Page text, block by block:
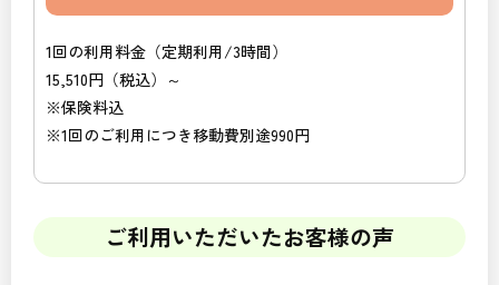
1回の利用料金（定期利用/3時間）
15,510円（税込）～
※保険料込
※1回のご利用につき移動費別途990円
ご利用いただいたお客様の声